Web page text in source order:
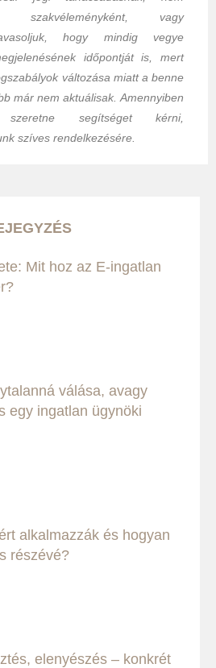
szakvéleményként, vagy
hogy mindig vegye
időpontját is, mert
változása miatt a benne
már nem aktuálisak. Amennyiben
segítséget kérni,
szíves rendelkezésére.
Mit hoz az E-ingatlan
válása, avagy
egy ingatlan ügynöki
alkalmazzák és hogyan
részévé?
elenyészés – konkrét